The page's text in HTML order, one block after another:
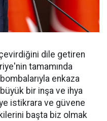
dile getiren
tamamında
enkaza
bir inşa ve ihya
istikrara ve güvene
başta biz olmak